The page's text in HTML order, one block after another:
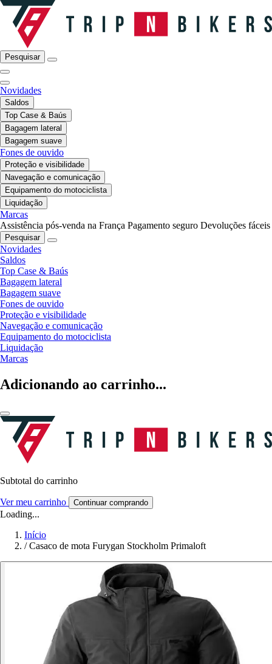
Pesquisar
Novidades
Saldos
Top Case & Baús
Bagagem lateral
Bagagem suave
Fones de ouvido
Proteção e visibilidade
Navegação e comunicação
Equipamento do motociclista
Liquidação
Marcas
Assistência pós-venda na França Pagamento seguro Devoluções fáceis
Pesquisar
Novidades
Saldos
Top Case & Baús
Bagagem lateral
Bagagem suave
Fones de ouvido
Proteção e visibilidade
Navegação e comunicação
Equipamento do motociclista
Liquidação
Marcas
Adicionando ao carrinho...
Subtotal do carrinho
Ver meu carrinho Continuar comprando
Loading...
Início
/ Casaco de mota Furygan Stockholm Primaloft